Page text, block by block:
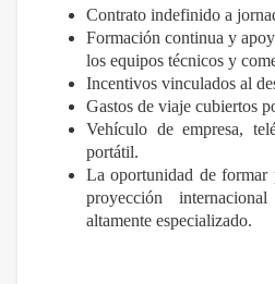
Contrato indefinido a
Formación continua y
los equipos técnicos y
Incentivos vinculados al
Gastos de viaje cubiertos
Vehículo de empresa,
portátil.
La oportunidad de formar
proyección
altamente especializado.